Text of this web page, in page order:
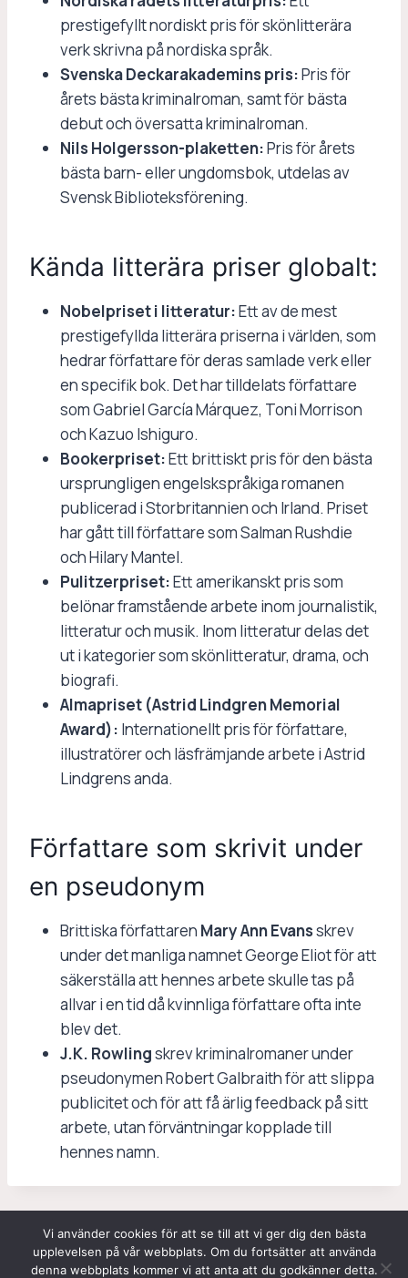
prestigefyllt nordiskt pris för skönlitterära
verk skrivna på nordiska språk.
Svenska Deckarakademins pris:Pris för
årets bästa kriminalroman, samt för bästa
debut och översatta kriminalroman.
Nils Holgersson-plaketten:Pris för årets
bästa barn- eller ungdomsbok, utdelas av
Svensk Biblioteksförening.
Kända litterära priser globalt:
Nobelpriset i litteratur:Ett av de mest
prestigefyllda litterära priserna i världen, som
hedrar författare för deras samlade verk eller
en specifik bok. Det har tilldelats författare
som Gabriel García Márquez, Toni Morrison
och Kazuo Ishiguro.
Bookerpriset:Ett brittiskt pris för den bästa
ursprungligen engelskspråkiga romanen
publicerad i Storbritannien och Irland. Priset
har gått till författare som Salman Rushdie
och Hilary Mantel.
Pulitzerpriset:Ett amerikanskt pris som
belönar framstående arbete inom journalistik,
litteratur och musik. Inom litteratur delas det
ut i kategorier som skönlitteratur, drama, och
biografi.
Almapriset (Astrid Lindgren Memorial
Award): Internationellt pris för författare,
illustratörer och läsfrämjande arbete i Astrid
Lindgrens anda.
Författare som skrivit under
en pseudonym
Brittiska författaren Mary Ann Evansskrev
under det manliga namnet George Eliot för att
säkerställa att hennes arbete skulle tas på
allvar i en tid då kvinnliga författare ofta inte
blev det.
J.K. Rowlingskrev kriminalromaner under
pseudonymen Robert Galbraith för att slippa
publicitet och för att få ärlig feedback på sitt
arbete, utan förväntningar kopplade till
hennes namn.
© 2026 Storaljudbokspriset.se
Vi använder cookies för att se till att vi ger dig den bästa
upplevelsen på vår webbplats. Om du fortsätter att använda
denna webbplats kommer vi att anta att du godkänner detta.